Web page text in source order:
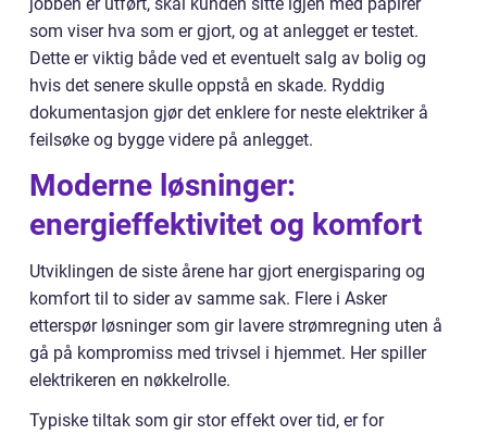
jobben er utført, skal kunden sitte igjen med papirer
som viser hva som er gjort, og at anlegget er testet.
Dette er viktig både ved et eventuelt salg av bolig og
hvis det senere skulle oppstå en skade. Ryddig
dokumentasjon gjør det enklere for neste elektriker å
feilsøke og bygge videre på anlegget.
Moderne løsninger:
energieffektivitet og komfort
Utviklingen de siste årene har gjort energisparing og
komfort til to sider av samme sak. Flere i Asker
etterspør løsninger som gir lavere strømregning uten å
gå på kompromiss med trivsel i hjemmet. Her spiller
elektrikeren en nøkkelrolle.
Typiske tiltak som gir stor effekt over tid, er for